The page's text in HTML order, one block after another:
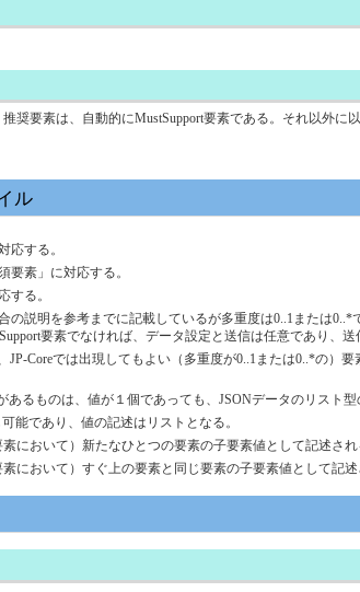
奨要素は、自動的にMustSupport要素である。それ以外に以
ル
応する。
要素」に対応する。
する。
の説明を参考までに記載しているが多重度は0..1または
要素でなければ、データ設定と送信は任意であり、
JP-Coreでは出現してもよい（多重度が0..1または0..*の
るものは、値が１個であっても、JSONデータのリスト型
であり、値の記述はリストとなる。
において）新たなひとつの要素の子要素値として記述され
おいて）すぐ上の要素と同じ要素の子要素値として記述